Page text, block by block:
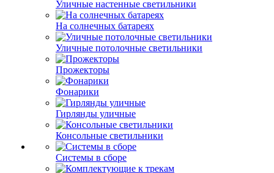
Уличные настенные светильники
На солнечных батареях
Уличные потолочные светильники
Прожекторы
Фонарики
Гирлянды уличные
Консольные светильники
Системы в сборе